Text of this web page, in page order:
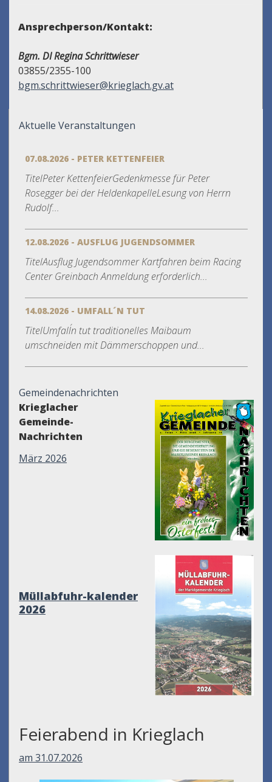
Ansprechperson/Kontakt:
Bgm. DI Regina Schrittwieser
03855/2355-100
bgm.schrittwieser@krieglach.gv.at
Aktuelle Veranstaltungen
07.08.2026 - PETER KETTENFEIER
TitelPeter KettenfeierGedenkmesse für Peter
Rosegger bei der HeldenkapelleLesung von Herrn
Rudolf...
12.08.2026 - AUSFLUG JUGENDSOMMER
TitelAusflug Jugendsommer Kartfahren beim Racing
Center Greinbach Anmeldung erforderlich...
14.08.2026 - UMFALL´N TUT
TitelUmfall´n tut traditionelles Maibaum
umschneiden mit Dämmerschoppen und...
Gemeindenachrichten
Krieglacher
Gemeinde-
Nachrichten
März 2026
Müllabfuhr-kalender
2026
Feierabend in Krieglach
am 31.07.2026